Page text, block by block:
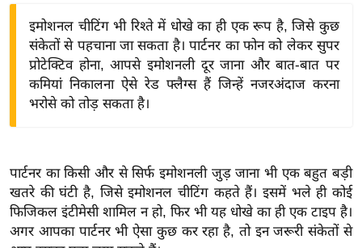
द्यो
वि
शे
ष
ज्ञ
इमोशनल चीटिंग भी रिश्ते में धोखे का ही एक रूप है, जिसे कुछ
संकेतों से पहचाना जा सकता है। पार्टनर का फोन को लेकर सुपर
प्रोटेक्टिव होना, आपसे इमोशनली दूर जाना और बात-बात पर
कमियां निकालना ऐसे रेड फ्लैग्स हैं जिन्हें नजरअंदाज करना
भरोसे को तोड़ सकता है।
पार्टनर का किसी और से सिर्फ इमोशनली जुड़ जाना भी एक बहुत बड़ी
खतरे की घंटी है, जिसे इमोशनल चीटिंग कहते हैं। इसमें भले ही कोई
फिजिकल इंटीमेसी शामिल न हो, फिर भी यह धोखे का ही एक टाइप है।
अगर आपका पार्टनर भी ऐसा कुछ कर रहा है, तो इन जरूरी संकेतों से